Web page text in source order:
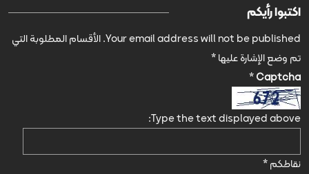
اكتبوا رأيكم
Your email address will not be published. الأقسام المطلوبة التي
تم وضع الإشارة عليها*
Captcha
*
Type the text displayed above:
نقاطكم*